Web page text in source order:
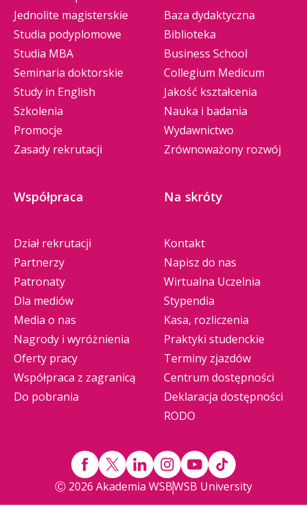
Jednolite magisterskie
Studia podyplomowe
Studia MBA
Seminaria doktorskie
Study in English
Szkolenia
Promocje
Zasady rekrutacji
Baza dydaktyczna
Biblioteka
Business School
Collegium Medicum
Jakość kształcenia
Nauka i badania
Wydawnictwo
Zrównoważony rozwój
Współpraca
Dział rekrutacji
Partnerzy
Patronaty
Dla mediów
Media o nas
Nagrody i wyróżnienia
Oferty pracy
Współpraca z zagranicą
Do pobrania
Na skróty
Kontakt
Napisz do nas
Wirtualna Uczelnia
Stypendia
Kasa, rozliczenia
Praktyki studenckie
Terminy zjazdów
Centrum dostępności
Deklaracja dostępności
RODO
Ⓒ 2026 Akademia WSBWSB University